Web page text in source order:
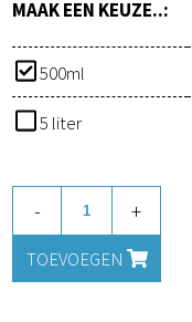
MAAK EEN KEUZE..:
500ml
5 liter
- +
TOEVOEGEN